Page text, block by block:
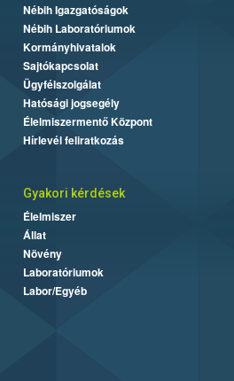
Nébih Igazgatóságok
Nébih Laboratóriumok
Kormányhivatalok
Sajtókapcsolat
Ügyfélszolgálat
Hatósági jogsegély
Élelmiszermentő Központ
Hírlevél feliratkozás
Gyakori kérdések
Élelmiszer
Állat
Növény
Laboratóriumok
Labor/Egyéb